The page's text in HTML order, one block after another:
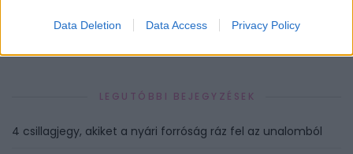
Data Deletion Data Access Privacy Policy
Szólj hozzá a Facebook-on!
LEGUTÓBBI BEJEGYZÉSEK
4 csillagjegy, akiket a nyári forróság ráz fel az unalomból